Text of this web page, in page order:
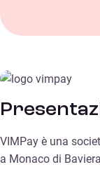
VIMPay è una
a Monaco di